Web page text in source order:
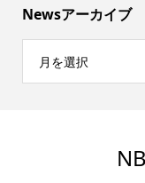
Newsアーカイブ
月を選択